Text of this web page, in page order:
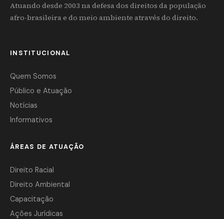
Atuando desde 2003 na defesa dos direitos da população
afro-brasileira e do meio ambiente através do direito.
INSTITUCIONAL
Quem Somos
Público e Atuação
Notícias
Informativos
ÁREAS DE ATUAÇÃO
Direito Racial
Direito Ambiental
Capacitação
Ações Jurídicas